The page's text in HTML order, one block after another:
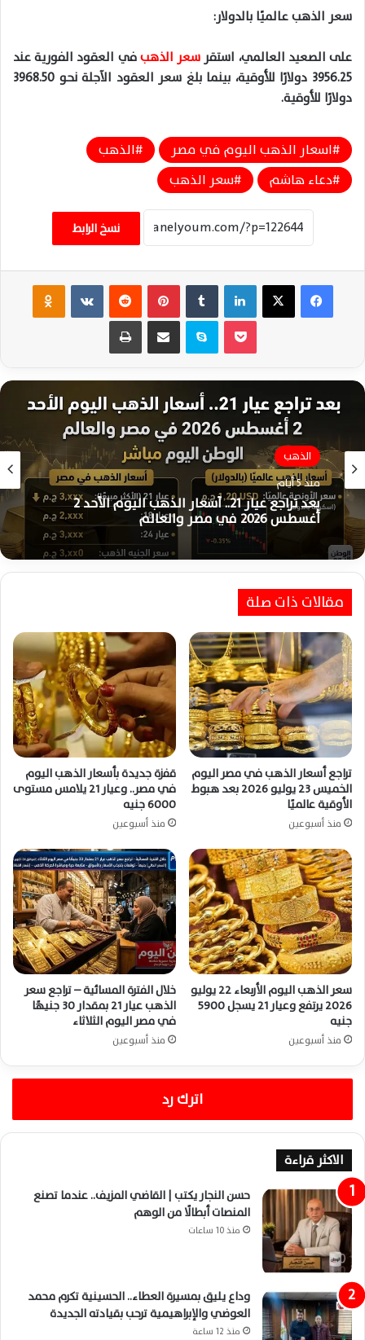
سعر الذهب عالميًا بالدولار:
على الصعيد العالمي، استقرسعر الذهبفي العقود الفورية عند
3956.25 دولارًا للأوقية، بينما بلغ سعر العقود الآجلة نحو 3968.50
دولارًا للأوقية.
اسعار الذهب اليوم في مصر
الذهب
دعاء هاشم
سعر الذهب
نسخ الرابط
فيسبوك ‫X لينكدإن بينتيريست ‏VKontakte
سكايب مشاركة عبر البريد طباعة
الذهب
منذ 5 أيام
بعد تراجع عيار 21.. أسعار الذهب اليوم الأحد 2
أغسطس 2026 في مصر والعالم
مقالات ذات صلة
تراجع أسعار الذهب في مصر اليوم
الخميس 23 يوليو 2026 بعد هبوط
الأوقية عالميًا
منذ أسبوعين
قفزة جديدة بأسعار الذهب اليوم
في مصر.. وعيار 21 يلامس مستوى
6000 جنيه
منذ أسبوعين
سعر الذهب اليوم الأربعاء 22 يوليو
2026 يرتفع وعيار 21 يسجل 5900
جنيه
منذ أسبوعين
خلال الفترة المسائية – تراجع سعر
الذهب عيار 21 بمقدار 30 جنيهًا
في مصر اليوم الثلاثاء
منذ أسبوعين
اترك رد
الاكثر قراءة
حسن النجار يكتب | القاضي المزيف.. عندما تصنع
المنصات أبطالًا من الوهم
منذ 10 ساعات
وداع يليق بمسيرة العطاء.. الحسينية تكرم محمد
العوضي والإبراهيمية ترحب بقيادته الجديدة
منذ 12 ساعة